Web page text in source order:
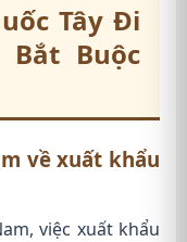
Tây Đi
Buộc
về xuất khẩu
việc xuất khẩu